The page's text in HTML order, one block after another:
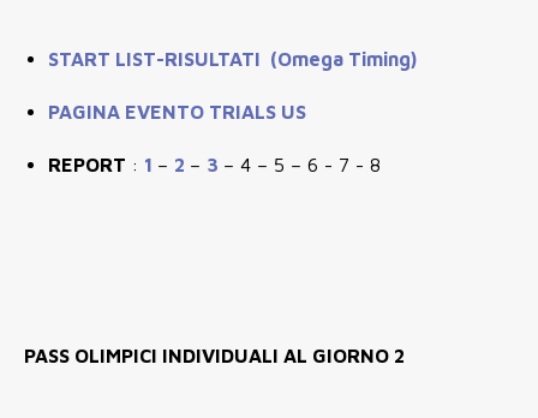
START LIST-RISULTATI (Omega Timing)
PAGINA EVENTO TRIALS US
REPORT : 1 – 2 – 3 – 4 – 5 – 6 - 7 - 8
PASS OLIMPICI INDIVIDUALI AL GIORNO 2